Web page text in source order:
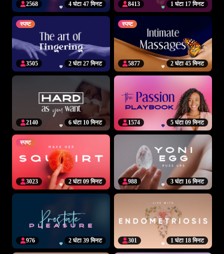
4 घंटा 47 मिनट
2568 1 घंटा 17 मिनट
8413
स्पष्ट
2 घंटा 27 मिनट
3505
स्पष्ट
2 घंटा 45 मिनट
5877
6 घंटा 10 मिनट
2140 5 घंटा 09 मिनट
1574
स्पष्ट
2 घंटा 09 मिनट
3023 3 घंटा 16 मिनट
988
2 घंटा 39 मिनट
976 1 घंटा 18 मिनट
301